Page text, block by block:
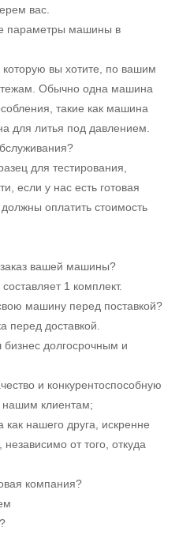
вас.
параметры машины в
вы хотите, по вашим
Обычно одна машина
такие как машина
для литья под давлением.
для тестирования,
если у нас есть готовая
оплатить стоимость
вашей машины?
1 комплект.
машину перед поставкой?
перед доставкой.
долгосрочным и
и конкурентоспособную
нашим клиентам;
нашего друга, искренне
от того, откуда
компания?